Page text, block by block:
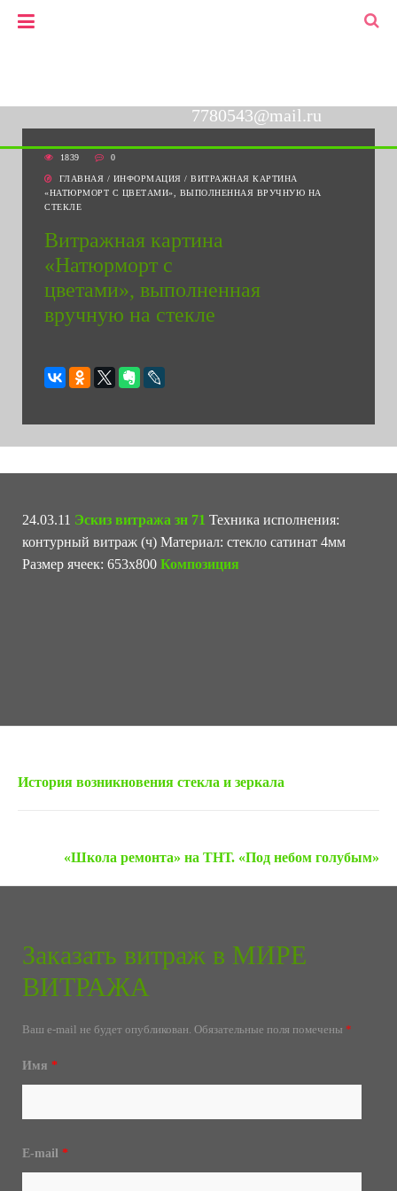
7780543@mail.ru
1839 0
ГЛАВНАЯ / ИНФОРМАЦИЯ / ВИТРАЖНАЯ КАРТИНА
«НАТЮРМОРТ С ЦВЕТАМИ», ВЫПОЛНЕННАЯ ВРУЧНУЮ НА
СТЕКЛЕ
Витражная картина
«Натюрморт с
цветами», выполненная
вручную на стекле
24.03.11 Эскиз витража зн 71 Техника исполнения:
контурный витраж (ч) Материал: стекло сатинат 4мм
Размер ячеек: 653х800 Композиция
История возникновения стекла и зеркала
«Школа ремонта» на ТНТ. «Под небом голубым»
Заказать витраж в МИРЕ
ВИТРАЖА
Ваш e-mail не будет опубликован. Обязательные поля помечены *
Имя *
E-mail *